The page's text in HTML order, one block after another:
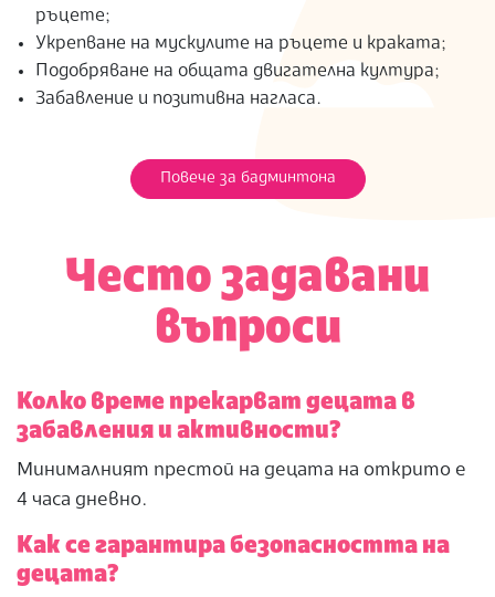
ръцете;
Укрепване на мускулите на ръцете и краката;
Подобряване на общата двигателна култура;
Забавление и позитивна нагласа.
Повече за бадминтона
Често задавани
въпроси
Колко време прекарват децата в
забавления и активности?
Минималният престой на децата на открито е
4 часа дневно.
Как се гарантира безопасността на
децата?